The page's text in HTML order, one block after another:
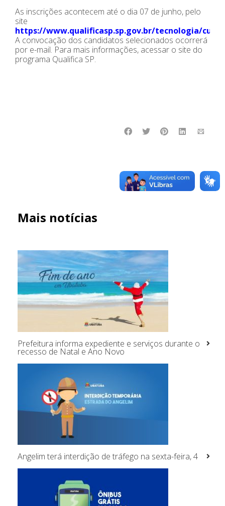
As inscrições acontecem até o dia 07 de junho, pelo
site
https://www.qualificasp.sp.gov.br/tecnologia/
A convocação dos candidatos selecionados ocorrerá
por e-mail. Para mais informações, acessar o site do
programa Qualifica SP.
Mais notícias
Prefeitura informa expediente e serviços durante o
recesso de Natal e Ano Novo
Angelim terá interdição de tráfego na sexta-feira, 4